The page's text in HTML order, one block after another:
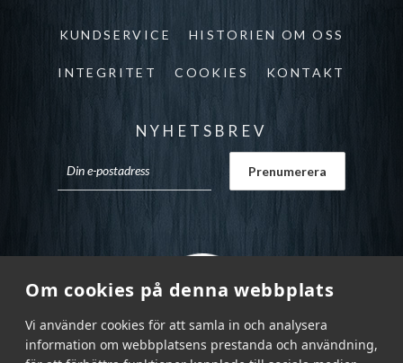
Om cookies på denna webbplats
Vi använder cookies för att samla in och analysera
information om webbplatsens prestanda och användning,
KUNDSERVICE HISTORIEN OM OSS
INTEGRITET COOKIES KONTAKT
NYHETSBREV